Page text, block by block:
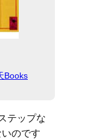
Books
テップな
のです